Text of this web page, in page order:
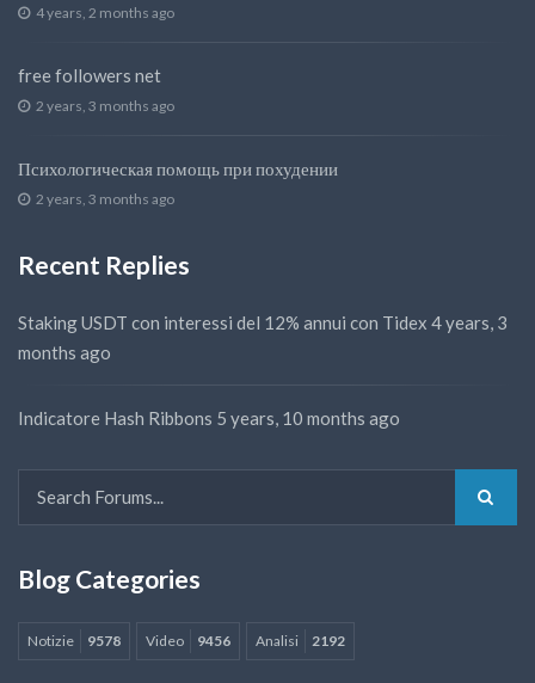
4 years, 2 months ago
free followers net
2 years, 3 months ago
Психологическая помощь при похудении
2 years, 3 months ago
Recent Replies
Staking USDT con interessi del 12% annui con Tidex 4 years, 3
months ago
Indicatore Hash Ribbons 5 years, 10 months ago
Blog Categories
Notizie 9578 Video 9456 Analisi 2192